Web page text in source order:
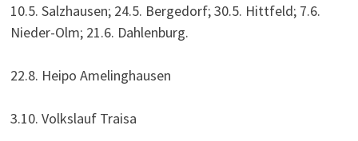
10.5. Salzhausen; 24.5. Bergedorf; 30.5. Hittfeld; 7.6.
Nieder-Olm; 21.6. Dahlenburg.
22.8. Heipo Amelinghausen
3.10. Volkslauf Traisa